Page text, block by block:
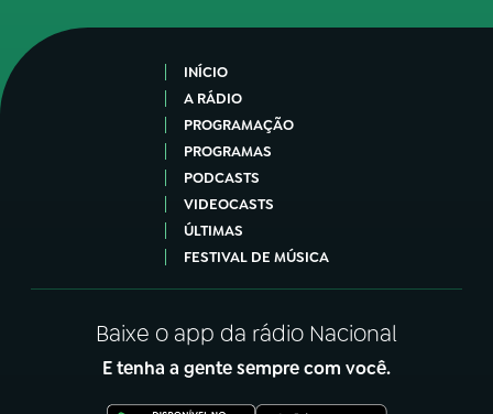
INÍCIO
A RÁDIO
PROGRAMAÇÃO
PROGRAMAS
PODCASTS
VIDEOCASTS
ÚLTIMAS
FESTIVAL DE MÚSICA
Baixe o app da rádio Nacional
E tenha a gente sempre com você.